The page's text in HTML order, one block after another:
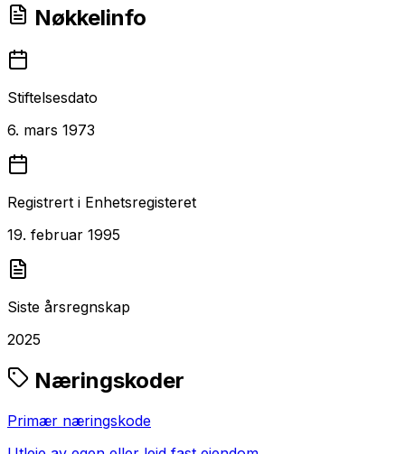
Nøkkelinfo
Stiftelsesdato
6. mars 1973
Registrert i Enhetsregisteret
19. februar 1995
Siste årsregnskap
2025
Næringskoder
Primær næringskode